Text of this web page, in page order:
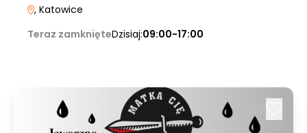
, Katowice
Teraz zamknięteDzisiaj:09:00-17:00